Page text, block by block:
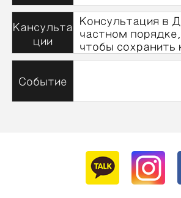
Кансульта
ции
Консультация в
частном
чтобы
Событие